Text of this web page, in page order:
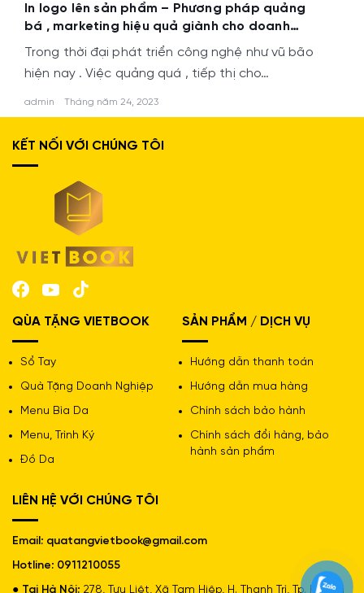
In logo lên sản phẩm – Phương pháp quảng
bá , marketing hiệu quả giành cho doanh
nghiệp
Trong thời đại phát triển công nghệ như vũ bão
hiện nay . Việc quảng quá , tiếp thị cho…
admin Tháng năm 24, 2023
KẾT NỐI VỚI CHÚNG TÔI
QÙA TẶNG VIETBOOK
Sổ Tay
Quà Tặng Doanh Nghiệp
Menu Bìa Da
Menu, Trình Ký
Đồ Da
SẢN PHẨM / DỊCH VỤ
Hướng dẫn thanh toán
Hướng dẫn mua hàng
Chính sách bảo hành
Chính sách đổi hàng, bảo
hành sản phẩm
LIÊN HỆ VỚI CHÚNG TÔI
Email: quatangvietbook@gmail.com
Hotline: 0911210055
● Tại Hà Nội: 278, Tựu Liệt, Xã Tam Hiệp, H. Thanh Trì, Tp. Hà Nội